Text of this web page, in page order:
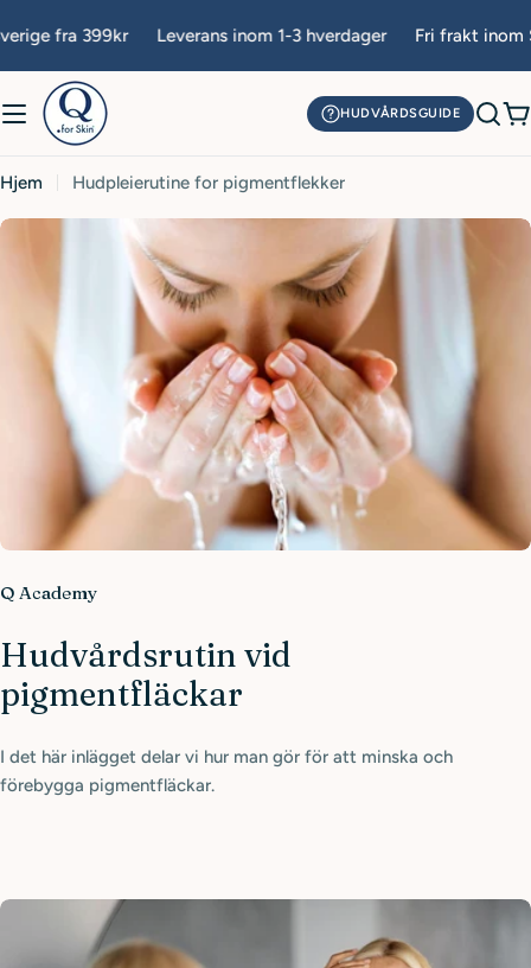
til
innhold
fra 399kr Leverans inom 1-3 hverdager Fri frakt inom
HUDVÅRDSGUIDE
Hjem Hudpleierutine for pigmentflekker
Q Academy
Hudvårdsrutin vid
pigmentfläckar
I det här inlägget delar vi hur man gör för att minska och
förebygga pigmentfläckar.